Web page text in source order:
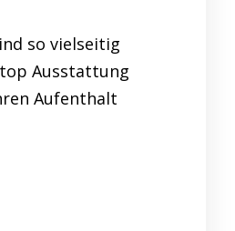
so vielseitig
Ausstattung
Aufenthalt